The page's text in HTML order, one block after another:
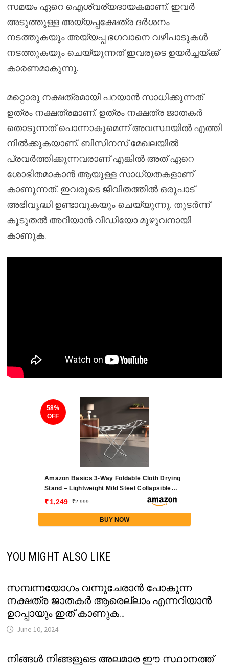
സമയം ഏറെ ഐശ്വര്യദായകമാണ്. ഇവർ
അടുത്തുള്ള അയ്യപ്പക്ഷേത്ര ദർശനം
നടത്തുകയും അയ്യപ്പ ഭഗവാനെ വഴിപാടുകൾ
നടത്തുകയും ചെയ്യുന്നത് ഇവരുടെ ഉയർച്ചയ്ക്ക്
കാരണമാകുന്നു.
മറ്റൊരു നക്ഷത്രമായി പറയാൻ സാധിക്കുന്നത്
ഉത്രം നക്ഷത്രമാണ്. ഉത്രം നക്ഷത്ര ജാതകർ
തൊടുന്നത് പൊന്നാകുമെന്ന് അവസ്ഥയിൽ എത്തി
നിൽക്കുകയാണ്. ബിസിനസ് മേഖലയിൽ
പ്രവർത്തിക്കുന്നവരാണ് എങ്കിൽ അത് ഏറെ
ശോഭിതമാകാൻ ആയുള്ള സാധ്യതകളാണ്
കാണുന്നത്. ഇവരുടെ ജീവിതത്തിൽ ഒരുപാട്
അഭിവൃദ്ധി ഉണ്ടാവുകയും ചെയ്യുന്നു. തുടർന്ന്
കൂടുതൽ അറിയാൻ വീഡിയോ മുഴുവനായി
കാണുക.
Amazon Basics 3-Way Foldable Cloth Drying
Stand – Lightweight Mild Steel Collapsible
Rack with 20 Rails & 42 Ft Rack Length
1,249 2,999
58%
OFF
BUY NOW
YOU MIGHT ALSO LIKE
സമ്പന്നയോഗം വന്നുചേരാൻ പോകുന്ന
നക്ഷത്ര ജാതകർ ആരെല്ലാം എന്നറിയാൻ
ഉറപ്പായും ഇത് കാണുക…
June 10, 2024
നിങ്ങൾ നിങ്ങളുടെ അലമാര ഈ സ്ഥാനത്ത്